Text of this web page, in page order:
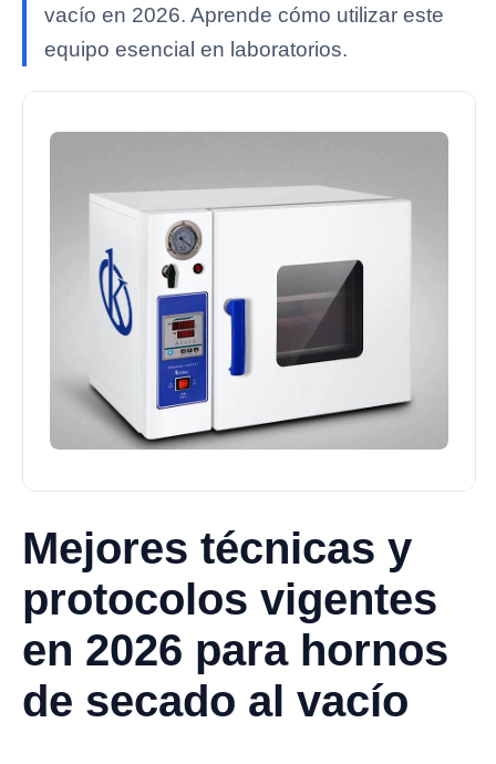
vacío en 2026. Aprende cómo utilizar este
equipo esencial en laboratorios.
Mejores técnicas y
protocolos vigentes
en 2026 para hornos
de secado al vacío